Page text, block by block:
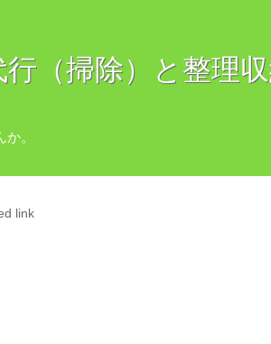
（掃除）と整理
。
link